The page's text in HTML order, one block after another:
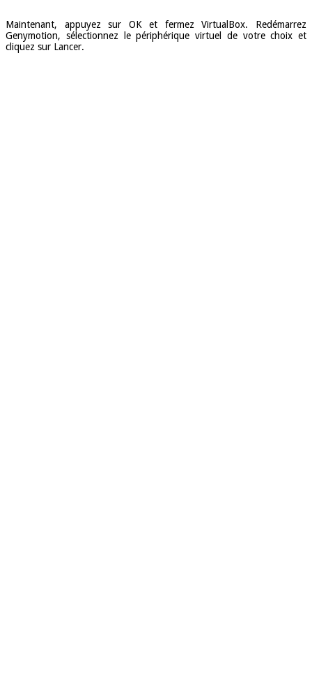
Maintenant, appuyez sur OK et fermez VirtualBox. Redémarrez
Genymotion, sélectionnez le périphérique virtuel de votre choix et
cliquez sur Lancer.